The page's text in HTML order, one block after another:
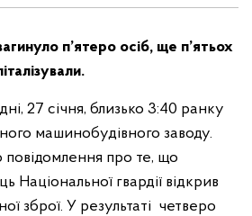
п’ятеро осіб, ще п’ятьох
27 січня, близько 3:40 ранку
машинобудівного заводу.
повідомлення про те, що
Національної гвардії відкрив
зброї. У результаті четверо